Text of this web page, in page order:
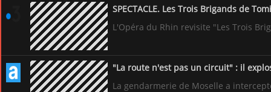
SPECTACLE. Les Trois Brigands de
L'Opéra du Rhin revisite "Les Trois
"La route n'est pas un circuit" : il
La gendarmerie de Moselle a